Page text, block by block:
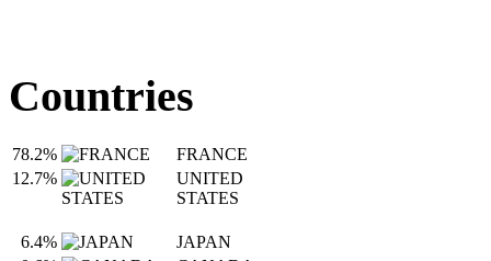
Countries
78.2%
FRANCE
12.7%
UNITED
STATES
6.4%
JAPAN